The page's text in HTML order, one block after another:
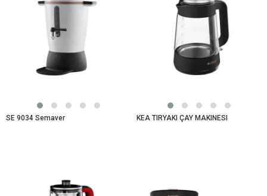
SE 9034 Semaver KEA TIRYAKI ÇAY MAKINESI